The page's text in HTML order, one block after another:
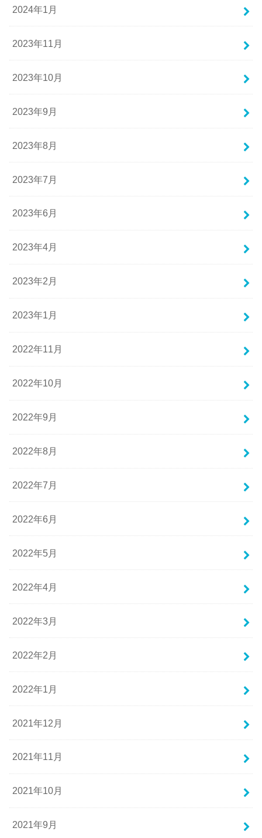
2024年1月
2023年11月
2023年10月
2023年9月
2023年8月
2023年7月
2023年6月
2023年4月
2023年2月
2023年1月
2022年11月
2022年10月
2022年9月
2022年8月
2022年7月
2022年6月
2022年5月
2022年4月
2022年3月
2022年2月
2022年1月
2021年12月
2021年11月
2021年10月
2021年9月